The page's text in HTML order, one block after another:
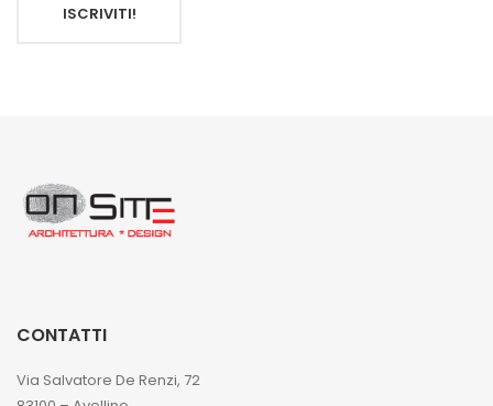
ISCRIVITI!
CONTATTI
Via Salvatore De Renzi, 72